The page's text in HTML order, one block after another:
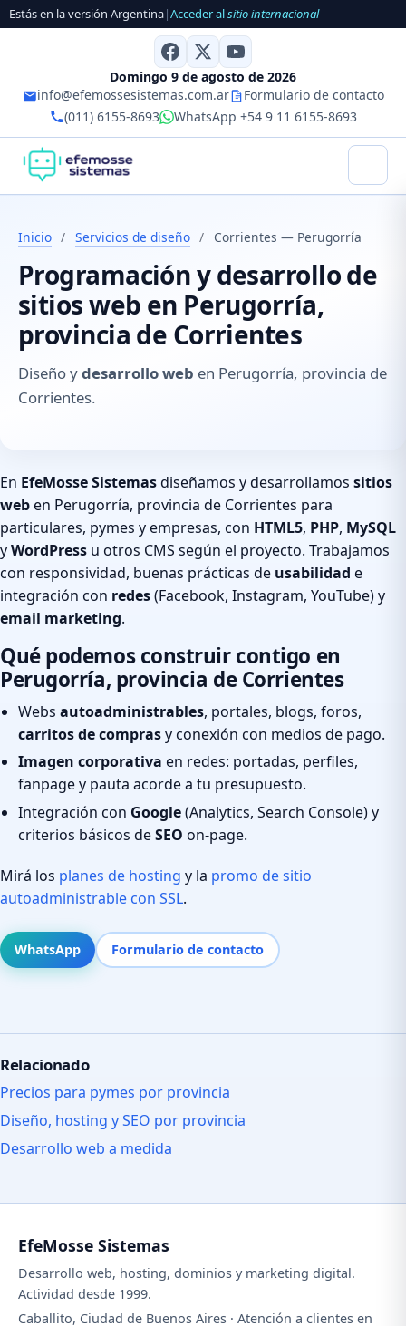
Estás en la versión Argentina|Acceder alsitio internacional
Domingo 9 de agosto de 2026
info@efemossesistemas.com.ar
Formulario de contacto
(011) 6155-8693
WhatsApp +54 9 11 6155-8693
Inicio / Servicios de diseño / Corrientes — Perugorría
Programación y desarrollo de
sitios web en Perugorría,
provincia de Corrientes
Diseño ydesarrollo web en Perugorría, provincia de
Corrientes.
En EfeMosse Sistemasdiseñamos y desarrollamos sitios
weben Perugorría, provincia de Corrientes para
particulares, pymes y empresas, con HTML5, PHP, MySQL
yWordPress u otros CMS según el proyecto. Trabajamos
con responsividad, buenas prácticas de usabilidad e
integración con redes(Facebook, Instagram, YouTube) y
email marketing.
Qué podemos construir contigo en
Perugorría, provincia de Corrientes
Webs autoadministrables, portales, blogs, foros,
carritos de comprasy conexión con medios de pago.
Imagen corporativa en redes: portadas, perfiles,
fanpage y pauta acorde a tu presupuesto.
Integración con Google(Analytics, Search Console) y
criterios básicos deSEO on-page.
Mirá los planes de hosting y la promo de sitio
autoadministrable con SSL.
WhatsApp Formulario de contacto
Relacionado
Precios para pymes por provincia
Diseño, hosting y SEO por provincia
Desarrollo web a medida
EfeMosse Sistemas
Desarrollo web, hosting, dominios y marketing digital.
Actividad desde 1999.
Caballito, Ciudad de Buenos Aires · Atención a clientes en